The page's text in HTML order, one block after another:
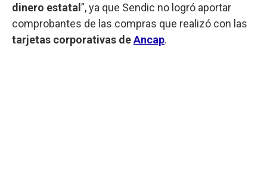
dinero estatal ”, ya que Sendic no logró aportar
comprobantes de las compras que realizó con las
tarjetas corporativas deAncap.